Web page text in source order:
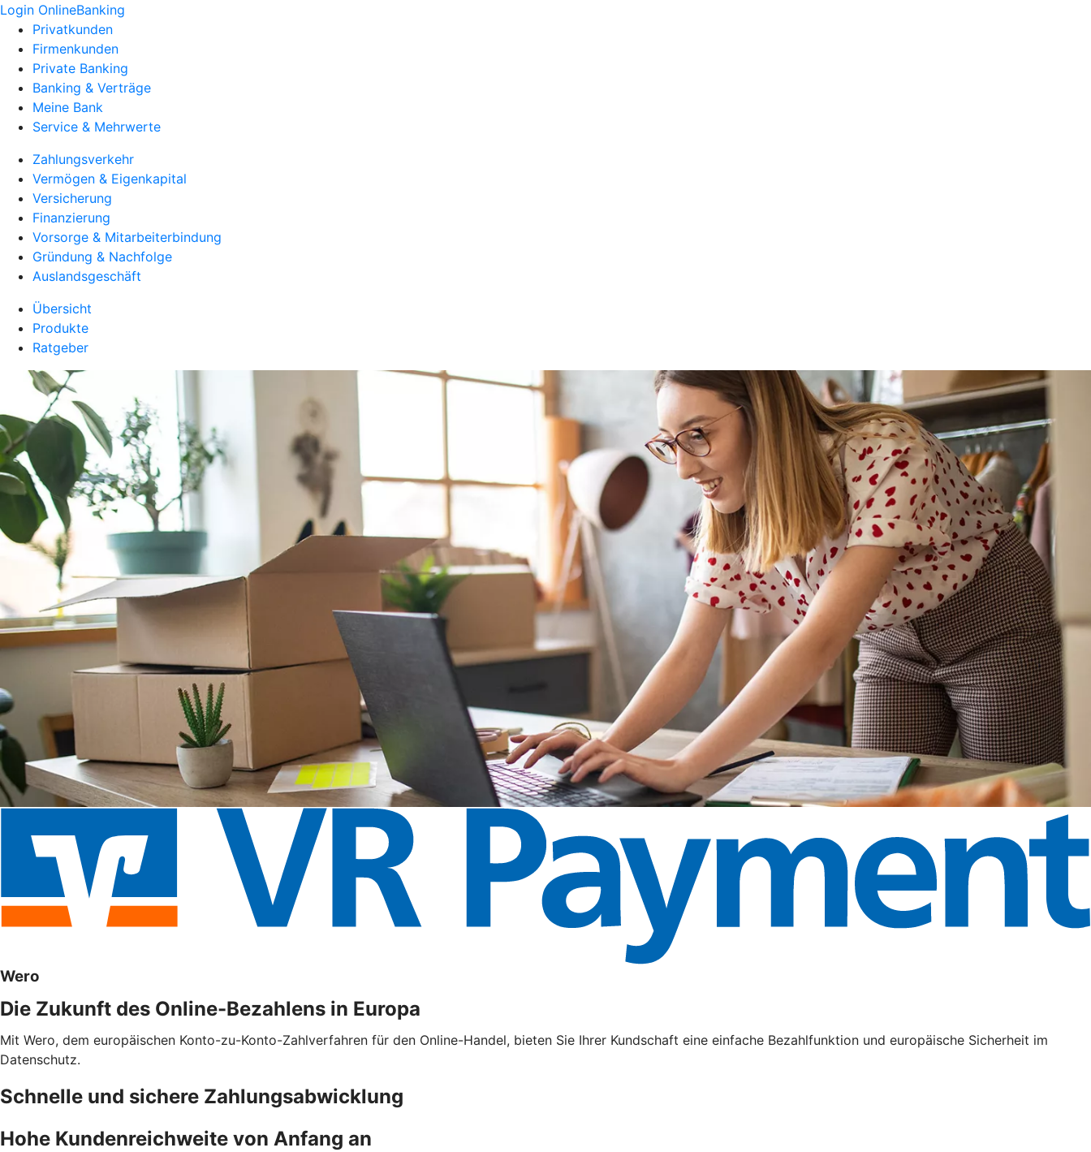
Login OnlineBanking
Privatkunden
Firmenkunden
Private Banking
Banking & Verträge
Meine Bank
Service & Mehrwerte
Zahlungsverkehr
Vermögen & Eigenkapital
Versicherung
Finanzierung
Vorsorge & Mitarbeiterbindung
Gründung & Nachfolge
Auslandsgeschäft
Übersicht
Produkte
Ratgeber
Wero
Die Zukunft des Online-Bezahlens in Europa
Mit Wero, dem europäischen Konto-zu-Konto-Zahlverfahren für den Online-Handel, bieten Sie Ihrer Kundschaft eine einfache Bezahlfunktion und europäische Sicherheit im
Datenschutz.
Schnelle und sichere Zahlungsabwicklung
Hohe Kundenreichweite von Anfang an